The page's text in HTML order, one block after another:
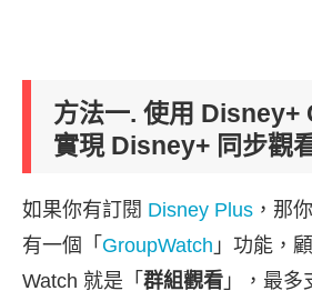
方法一. 使用
實現 Disney+ 同步觀
如果你有訂閱 Disney Plus ，那
有一個「 GroupWatch 」功能，
Watch 就是「 群組觀看 」，最多